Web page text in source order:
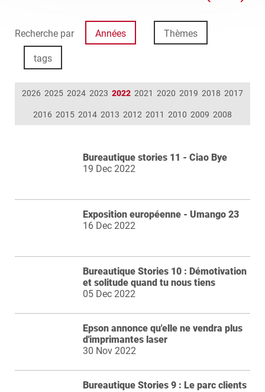
Recherche par Années Thèmes
tags
2026 2025 2024 2023 2022 2021 2020 2019 2018 2017
2016 2015 2014 2013 2012 2011 2010 2009 2008
Bureautique stories 11 - Ciao Bye
19 Dec 2022
Exposition européenne - Umango 23
16 Dec 2022
Bureautique Stories 10 : Démotivation
et solitude quand tu nous tiens
05 Dec 2022
Epson annonce qu'elle ne vendra plus
d'imprimantes laser
30 Nov 2022
Bureautique Stories 9 : Le parc clients